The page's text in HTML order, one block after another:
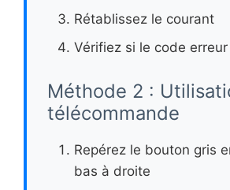
Rétablissez le courant
Vérifiez si le code
Méthode 2 :
télécommande
Repérez le bouton gris
bas à droite